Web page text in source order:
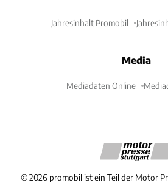
Jahresinhalt Promobil
Media
Mediadaten Online
©2026 promobil ist ein Teil der Motor